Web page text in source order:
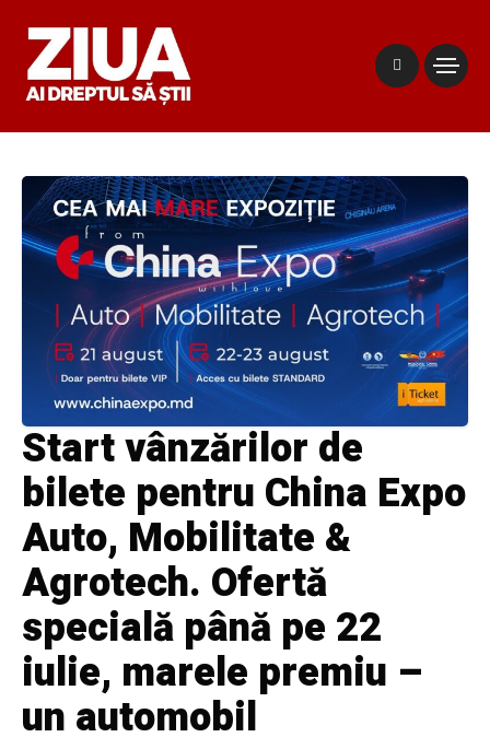
Start vânzărilor de
bilete pentru China Expo
Auto, Mobilitate &
Agrotech. Ofertă
specială până pe 22
iulie, marele premiu –
un automobil